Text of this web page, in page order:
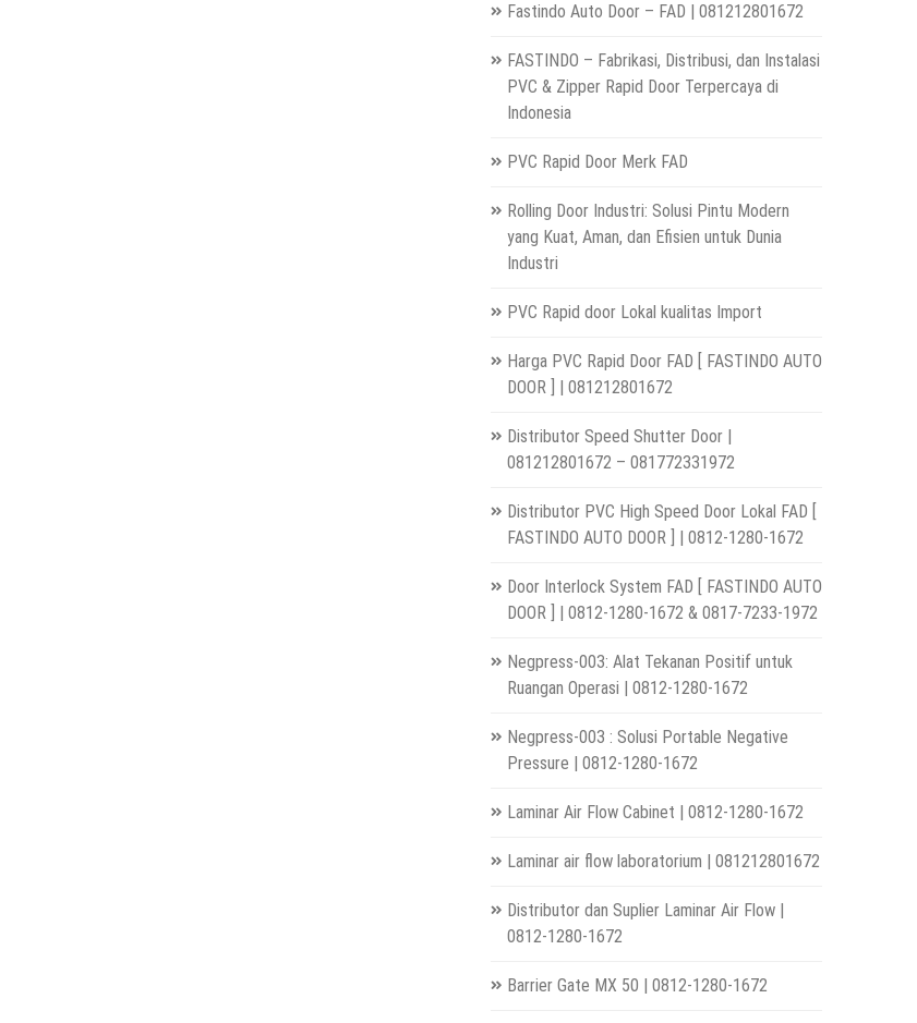
Fastindo Auto Door – FAD | 081212801672
FASTINDO – Fabrikasi, Distribusi, dan Instalasi
PVC & Zipper Rapid Door Terpercaya di
Indonesia
PVC Rapid Door Merk FAD
Rolling Door Industri: Solusi Pintu Modern
yang Kuat, Aman, dan Efisien untuk Dunia
Industri
PVC Rapid door Lokal kualitas Import
Harga PVC Rapid Door FAD [ FASTINDO AUTO
DOOR ] | 081212801672
Distributor Speed Shutter Door |
081212801672 – 081772331972
Distributor PVC High Speed Door Lokal FAD [
FASTINDO AUTO DOOR ] | 0812-1280-1672
Door Interlock System FAD [ FASTINDO AUTO
DOOR ] | 0812-1280-1672 & 0817-7233-1972
Negpress-003: Alat Tekanan Positif untuk
Ruangan Operasi | 0812-1280-1672
Negpress-003 : Solusi Portable Negative
Pressure | 0812-1280-1672
Laminar Air Flow Cabinet | 0812-1280-1672
Laminar air flow laboratorium | 081212801672
Distributor dan Suplier Laminar Air Flow |
0812-1280-1672
Barrier Gate MX 50 | 0812-1280-1672